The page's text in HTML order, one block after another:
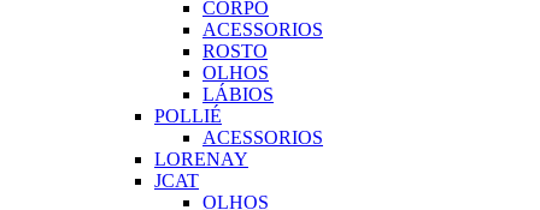
CORPO
ACESSORIOS
ROSTO
OLHOS
LÁBIOS
POLLIÉ
ACESSORIOS
LORENAY
JCAT
OLHOS